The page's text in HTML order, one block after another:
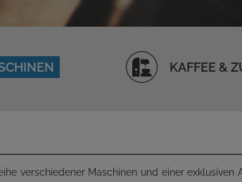
KAFFEE &
verschiedener Maschinen und einer exklusiven